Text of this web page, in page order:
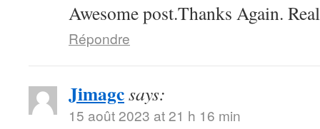
Awesome post.Thanks Again.
Répondre
Jimagcsays:
15 août 2023 at 21 h 16 min